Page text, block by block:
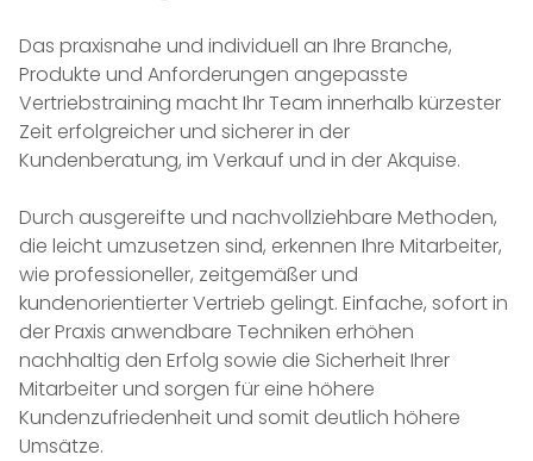
Das praxisnahe und individuell an Ihre Branche,
Produkte und Anforderungen angepasste
Vertriebstraining macht Ihr Team innerhalb kürzester
Zeit erfolgreicher und sicherer in der
Kundenberatung, im Verkauf und in der Akquise.
Durch ausgereifte und nachvollziehbare Methoden,
die leicht umzusetzen sind, erkennen Ihre Mitarbeiter,
wie professioneller, zeitgemäßer und
kundenorientierter Vertrieb gelingt. Einfache, sofort in
der Praxis anwendbare Techniken erhöhen
nachhaltig den Erfolg sowie die Sicherheit Ihrer
Mitarbeiter und sorgen für eine höhere
Kundenzufriedenheit und somit deutlich höhere
Umsätze.